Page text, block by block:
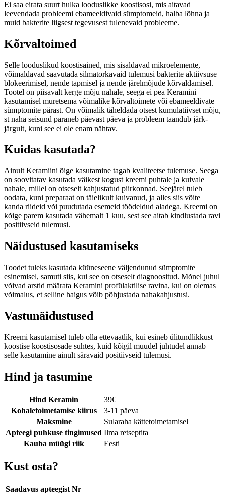
Ei saa eirata suurt hulka looduslikke koostisosi, mis aitavad
leevendada probleemi ebameeldivaid sümptomeid, halba lõhna ja
muid bakterite liigsest tegevusest tulenevaid probleeme.
Kõrvaltoimed
Selle looduslikud koostisained, mis sisaldavad mikroelemente,
võimaldavad saavutada silmatorkavaid tulemusi bakterite aktiivsuse
blokeerimisel, nende tapmisel ja nende järelmõjude kõrvaldamisel.
Tootel on piisavalt kerge mõju nahale, seega ei pea Keramini
kasutamisel muretsema võimalike kõrvaltoimete või ebameeldivate
sümptomite pärast. On võimalik täheldada otsest kumulatiivset mõju,
st naha seisund paraneb päevast päeva ja probleem taandub järk-
järgult, kuni see ei ole enam nähtav.
Kuidas kasutada?
Ainult Keramiini õige kasutamine tagab kvaliteetse tulemuse. Seega
on soovitatav kasutada väikest kogust kreemi puhtale ja kuivale
nahale, millel on otseselt kahjustatud piirkonnad. Seejärel tuleb
oodata, kuni preparaat on täielikult kuivanud, ja alles siis võite
kanda riideid või puudutada esemeid töödeldud aladega. Kreemi on
kõige parem kasutada vähemalt 1 kuu, sest see aitab kindlustada ravi
positiivseid tulemusi.
Näidustused kasutamiseks
Toodet tuleks kasutada küüneseene väljendunud sümptomite
esinemisel, samuti siis, kui see on otseselt diagnoositud. Mõnel juhul
võivad arstid määrata Keramini profülaktilise ravina, kui on olemas
võimalus, et selline haigus võib põhjustada nahakahjustusi.
Vastunäidustused
Kreemi kasutamisel tuleb olla ettevaatlik, kui esineb ülitundlikkust
koostise koostisosade suhtes, kuid kõigil muudel juhtudel annab
selle kasutamine ainult säravaid positiivseid tulemusi.
Hind ja tasumine
Hind Keramin 39€
Kohaletoimetamise kiirus
3-11 päeva
Maksmine
Sularaha kättetoimetamisel
Apteegi puhkuse tingimused Ilma retseptita
Kauba müügi riik
Eesti
Kust osta?
Saadavus apteegist Nr